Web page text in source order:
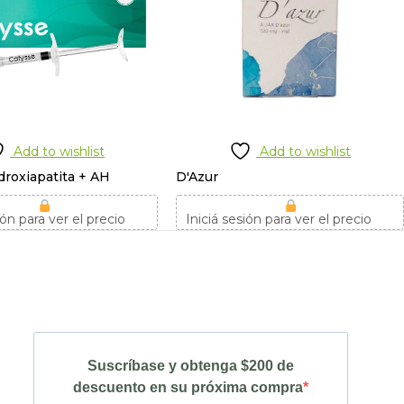
Add to wishlist
+ AH
para ver el precio
Add to wishlist
D'Azur
Iniciá sesión para ver el precio
Suscríbase y obtenga $200 de
descuento en su próxima compra